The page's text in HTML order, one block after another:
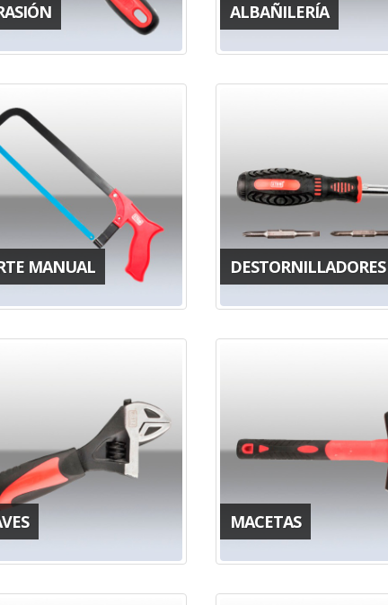
ALBAÑILERÍA
MANUAL DESTORNILLADORES
MACETAS